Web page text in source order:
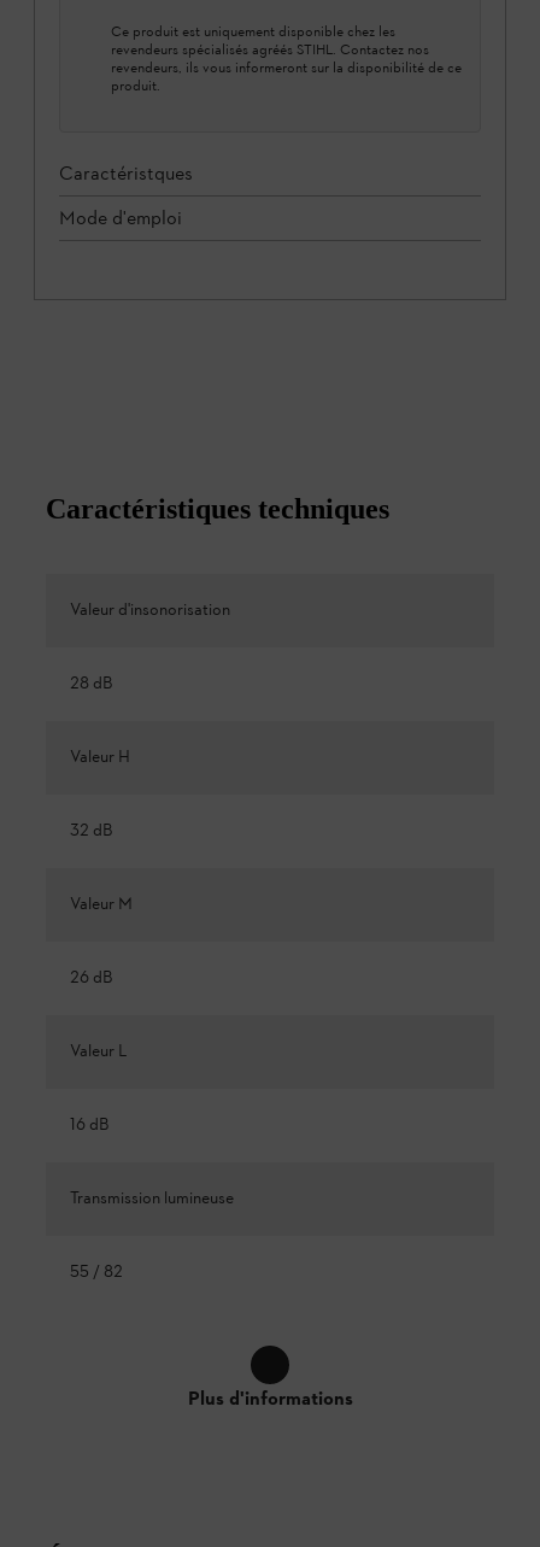
Ce produit est uniquement disponible chez les
revendeurs spécialisés agréés STIHL. Contactez nos
revendeurs, ils vous informeront sur la disponibilité de ce
produit.
Caractéristques
Mode d'emploi
Caractéristiques techniques
Valeur d'insonorisation
28 dB
Valeur H
32 dB
Valeur M
26 dB
Valeur L
16 dB
Transmission lumineuse
55 / 82
Plus d'informations